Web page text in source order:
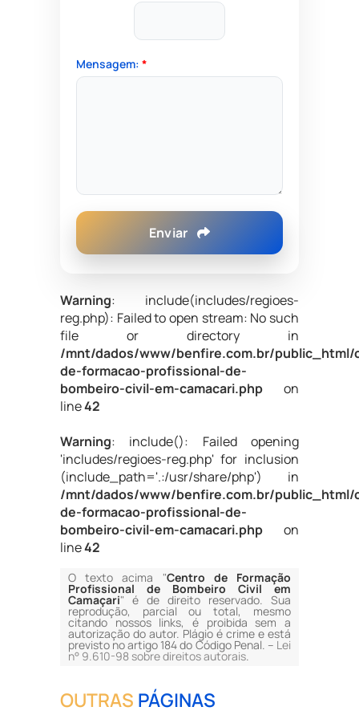
Mensagem: *
Enviar
Warning: include(includes/regioes-
reg.php): Failed to open stream: No such
file or directory in
/mnt/dados/www/benfire.com.br/public_html/
de-formacao-profissional-de-
bombeiro-civil-em-camacari.phpon
line42
Warning: include(): Failed opening
'includes/regioes-reg.php' for inclusion
(include_path='.:/usr/share/php') in
/mnt/dados/www/benfire.com.br/public_html/
de-formacao-profissional-de-
bombeiro-civil-em-camacari.phpon
line42
O texto acima "Centro de Formação
Profissional de Bombeiro Civil em
Camaçari" é de direito reservado. Sua
reprodução, parcial ou total, mesmo
citando nossos links, é proibida sem a
autorização do autor. Plágio é crime e está
previsto no artigo 184 do Código Penal. – Lei
n° 9.610-98 sobre direitos autorais.
OUTRAS PÁGINAS